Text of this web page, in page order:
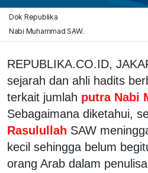
Dok Republika
Nabi Muhammad SAW.
REPUBLIKA.CO.ID,
sejarah dan ahli hadits
terkait jumlah putra Nabi
Sebagaimana diketahui,
Rasulullah SAW
kecil sehingga belum
orang Arab dalam